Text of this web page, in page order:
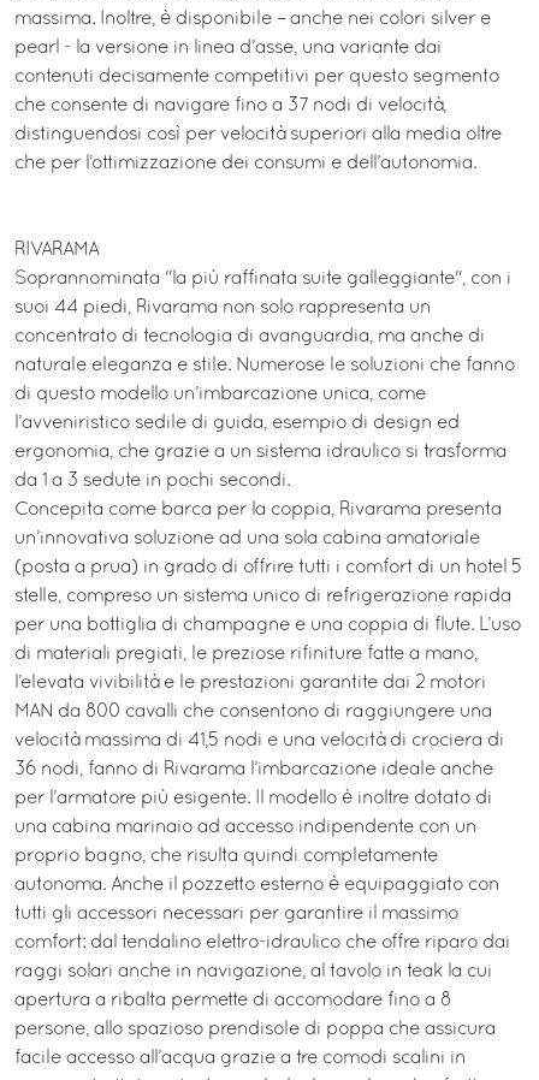
massima. Inoltre, è disponibile – anche nei colori silver e
pearl - la versione in linea d’asse, una variante dai
contenuti decisamente competitivi per questo segmento
che consente di navigare fino a 37 nodi di velocità,
distinguendosi così per velocità superiori alla media oltre
che per l’ottimizzazione dei consumi e dell’autonomia.
RIVARAMA
Soprannominata "la più raffinata suite galleggiante", con i
suoi 44 piedi, Rivarama non solo rappresenta un
concentrato di tecnologia di avanguardia, ma anche di
naturale eleganza e stile. Numerose le soluzioni che fanno
di questo modello un’imbarcazione unica, come
l’avveniristico sedile di guida, esempio di design ed
ergonomia, che grazie a un sistema idraulico si trasforma
da 1 a 3 sedute in pochi secondi.
Concepita come barca per la coppia, Rivarama presenta
un’innovativa soluzione ad una sola cabina amatoriale
(posta a prua) in grado di offrire tutti i comfort di un hotel 5
stelle, compreso un sistema unico di refrigerazione rapida
per una bottiglia di champagne e una coppia di flute. L’uso
di materiali pregiati, le preziose rifiniture fatte a mano,
l’elevata vivibilità e le prestazioni garantite dai 2 motori
MAN da 800 cavalli che consentono di raggiungere una
velocità massima di 41,5 nodi e una velocità di crociera di
36 nodi, fanno di Rivarama l’imbarcazione ideale anche
per l’armatore più esigente. Il modello è inoltre dotato di
una cabina marinaio ad accesso indipendente con un
proprio bagno, che risulta quindi completamente
autonoma. Anche il pozzetto esterno è equipaggiato con
tutti gli accessori necessari per garantire il massimo
comfort: dal tendalino elettro-idraulico che offre riparo dai
raggi solari anche in navigazione, al tavolo in teak la cui
apertura a ribalta permette di accomodare fino a 8
persone, allo spazioso prendisole di poppa che assicura
facile accesso all’acqua grazie a tre comodi scalini in